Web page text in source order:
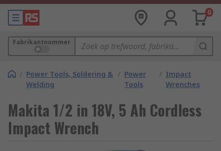
0
Fabrikantnummer
/ Power Tools, Soldering &
Welding
/ Power
Tools
/ Impact
Wrenches
Makita 1/2 in 18V, 5 Ah Cordless
Impact Wrench